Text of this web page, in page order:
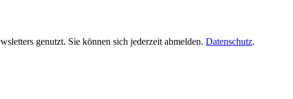
genutzt. Sie können sich jederzeit abmelden. Datenschutz.